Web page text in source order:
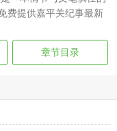
费提供嘉平关纪事最新
章节目录